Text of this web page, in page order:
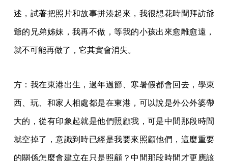
述，試著把照片和故事拼湊起來，我很想花時間拜訪爺
爺的兄弟姊妹，我再不做，等我的小孩出來愈離愈遠，
就不可能再做了，它其實會消失。
方：我在東港出生，過年過節、寒暑假都會回去，學東
西、玩、和家人相處都是在東港，可以說是外公外婆帶
大的，從有印象起就是他們照顧我，可是中間那段時間
就空掉了，意識到時已經是我要來照顧他們，這麼重要
的關係怎麼會建立在只是照顧？中間那段時間才更應該